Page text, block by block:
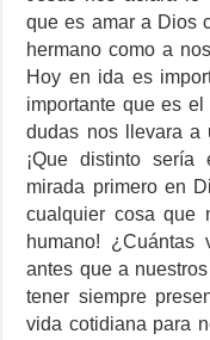
que es amar a Dios
hermano como a
Hoy en ida es
importante que es
dudas nos llevara a
¡Que distinto
mirada primero en
cualquier cosa que
humano! ¿Cuántas
antes que a
tener siempre
vida cotidiana para